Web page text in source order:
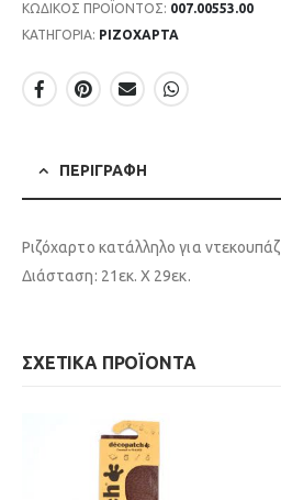
ΚΩΔΙΚΌΣ ΠΡΟΪΌΝΤΟΣ: 007.00553.00
ΚΑΤΗΓΟΡΊΑ: ΡΙΖΟΧΑΡΤΑ
ΠΕΡΙΓΡΑΦΉ
Ριζόχαρτο κατάλληλο για ντεκουπάζ
Διάσταση: 21εκ. Χ 29εκ.
ΣΧΕΤΙΚΆ ΠΡΟΪΌΝΤΑ